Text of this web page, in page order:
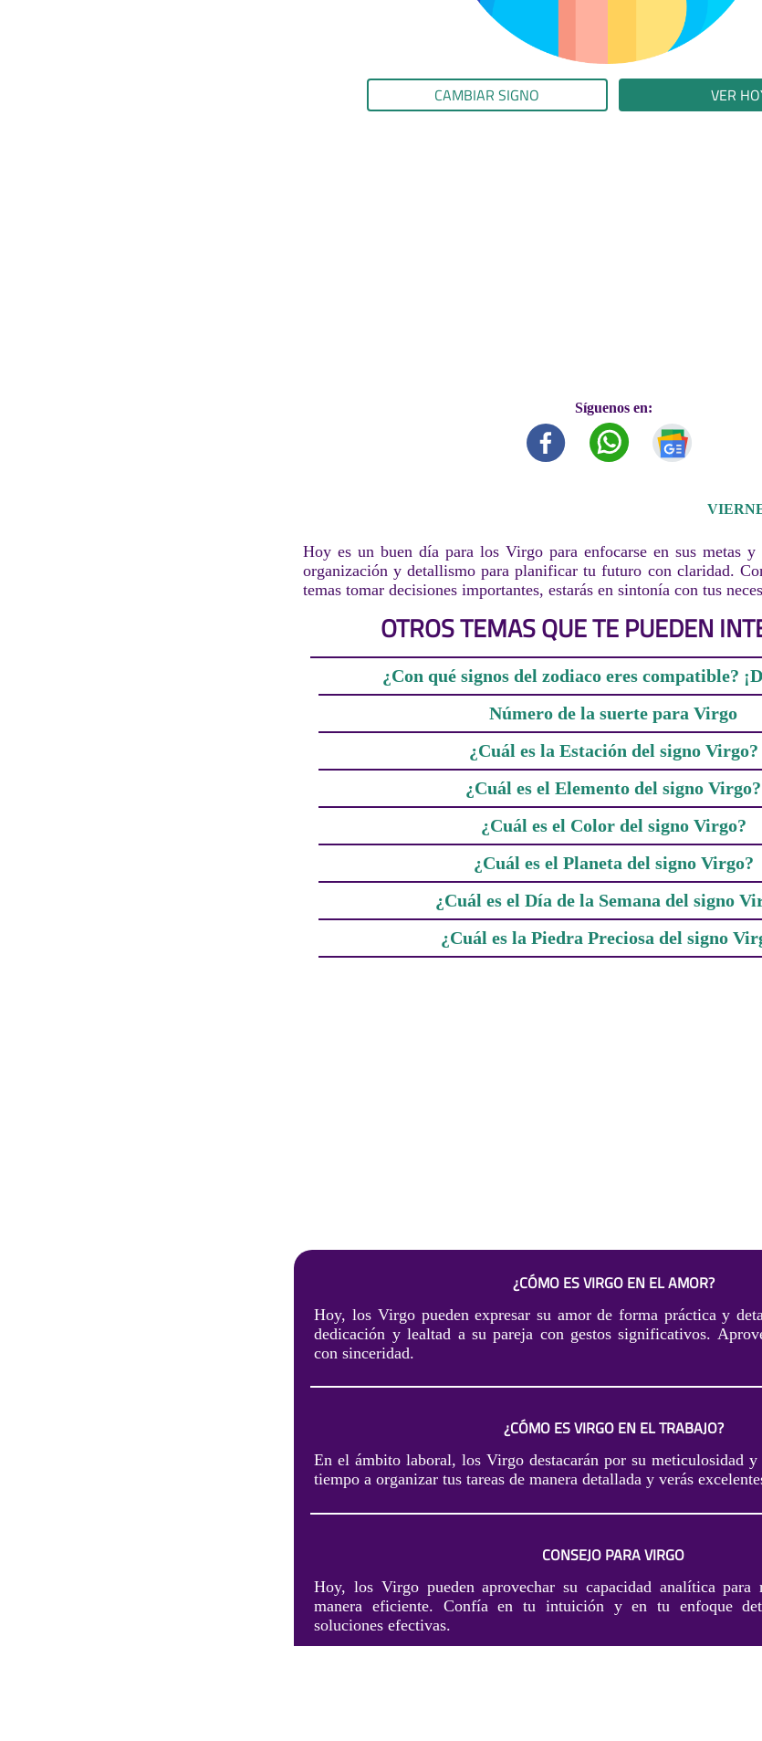
CAMBIAR SIGNO VER
Síguenos en:
Hoy es un buen día para los Virgo para enfocarse en sus metas
organización y detallismo para planificar tu futuro con claridad.
temas tomar decisiones importantes, estarás en sintonía con tus
OTROS TEMAS QUE TE PUEDEN
¿Con qué signos del zodiaco eres compatible?
Número de la suerte para Virgo
¿Cuál es la Estación del signo Virgo?
¿Cuál es el Elemento del signo Virgo?
¿Cuál es el Color del signo Virgo?
¿Cuál es el Planeta del signo Virgo?
¿Cuál es el Día de la Semana del signo
¿Cuál es la Piedra Preciosa del signo
¿CÓMO ES VIRGO EN EL AMOR?
Hoy, los Virgo pueden expresar su amor de forma práctica y
dedicación y lealtad a su pareja con gestos significativos.
con sinceridad.
¿CÓMO ES VIRGO EN EL TRABAJO?
En el ámbito laboral, los Virgo destacarán por su meticulosidad
tiempo a organizar tus tareas de manera detallada y verás
CONSEJO PARA VIRGO
Hoy, los Virgo pueden aprovechar su capacidad analítica para
manera eficiente. Confía en tu intuición y en tu enfoque
soluciones efectivas.